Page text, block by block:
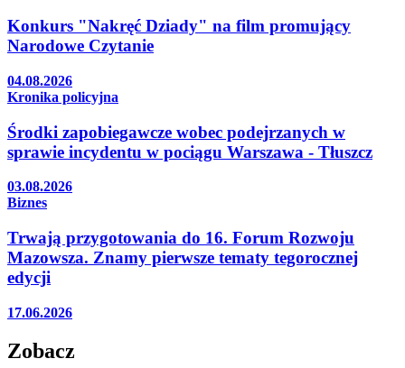
Konkurs "Nakręć Dziady" na film promujący
Narodowe Czytanie
04.08.2026
Kronika policyjna
Środki zapobiegawcze wobec podejrzanych w
sprawie incydentu w pociągu Warszawa - Tłuszcz
03.08.2026
Biznes
Trwają przygotowania do 16. Forum Rozwoju
Mazowsza. Znamy pierwsze tematy tegorocznej
edycji
17.06.2026
Zobacz